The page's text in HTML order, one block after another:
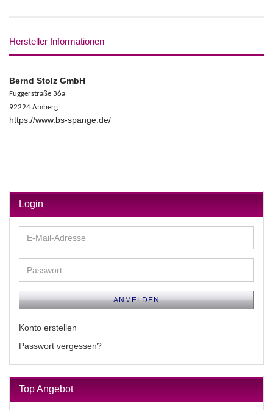
Hersteller Informationen
Bernd Stolz GmbH
Fuggerstraße 36a
92224 Amberg
https://www.bs-spange.de/
Login
E-
Mail-
Adresse
Passwort
ANMELDEN
Konto erstellen
Passwort vergessen?
Top Angebot